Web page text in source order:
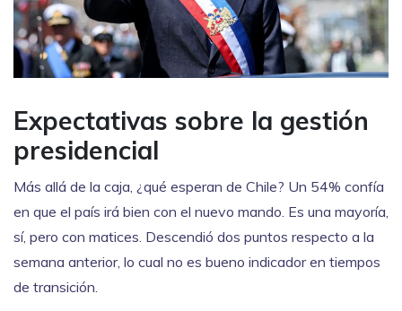
Expectativas sobre la gestión
presidencial
Más allá de la caja, ¿qué esperan de Chile? Un 54% confía
en que el país irá bien con el nuevo mando. Es una mayoría,
sí, pero con matices. Descendió dos puntos respecto a la
semana anterior, lo cual no es bueno indicador en tiempos
de transición.